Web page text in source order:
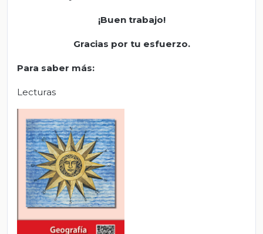
¡Buen trabajo!
Gracias por tu esfuerzo.
Para saber más:
Lecturas